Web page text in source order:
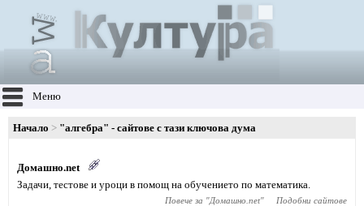
Меню
Начало "алгебра" - сайтове с тази ключова дума
Домашно.net
Задачи, тестове и уроци в помощ на обучението по математика.
Повече за "Домашно.net" Подобни сайтове